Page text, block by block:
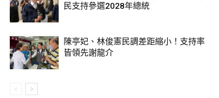
民支持參選2028年總統
陳亭妃、林俊憲民調差距縮小！支持率
皆領先謝龍介